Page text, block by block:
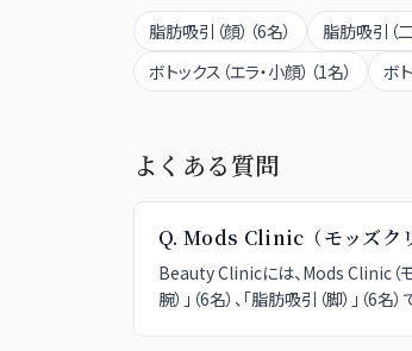
脂肪吸引（顔） （6名） 脂肪吸引（
ボトックス（エラ・小顔） （1名） ボ
よくある質問
Q. Mods Clinic（モッズク
Beauty Clinicには、Mods Clinic（モ
腕）」（6名）、「脂肪吸引（脚）」（6名）